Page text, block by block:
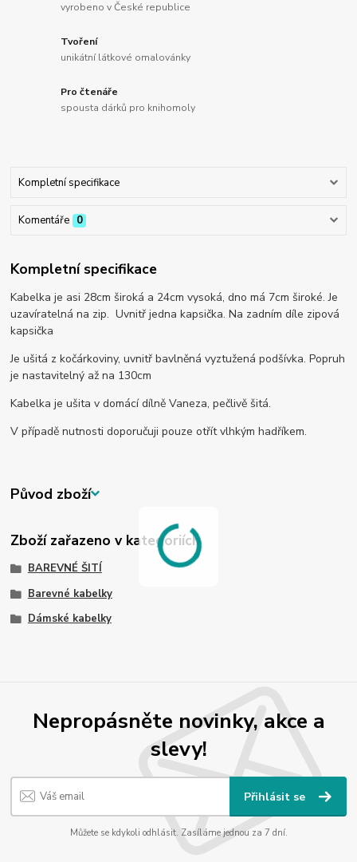
vyrobeno v České republice
Tvoření
unikátní látkové omalovánky
Pro čtenáře
spousta dárků pro knihomoly
Kompletní specifikace
Komentáře 0
Kompletní specifikace
Kabelka je asi 28cm široká a 24cm vysoká, dno má 7cm široké. Je
uzavíratelná na zip. Uvnitř jedna kapsička. Na zadním díle zipová
kapsička
Je ušitá z kočárkoviny, uvnitř bavlněná vyztužená podšívka. Popruh
je nastavitelný až na 130cm
Kabelka je ušita v domácí dílně Vaneza, pečlivě šitá.
V případě nutnosti doporučuji pouze otřít vlhkým hadříkem.
Původ zboží
Zboží zařazeno v kategoriích
BAREVNÉ ŠITÍ
Barevné kabelky
Dámské kabelky
Nepropásněte novinky, akce a
slevy!
Přihlásit se
Můžete se kdykoli odhlásit. Zasíláme jednou za 7 dní.